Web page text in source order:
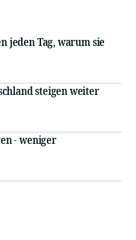
jeden Tag, warum sie
steigen weiter
- weniger